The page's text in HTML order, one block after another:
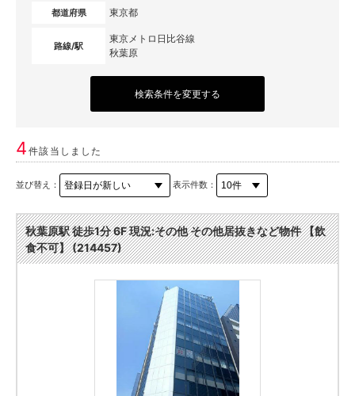
都道府県 東京都
路線/駅
東京メトロ日比谷線
秋葉原
検索条件を変更する
4件該当しました
並び替え： 表示件数：
秋葉原駅 徒歩1分 6F 現況:その他 その他居抜きなど物件 【飲
食不可】 (214457)